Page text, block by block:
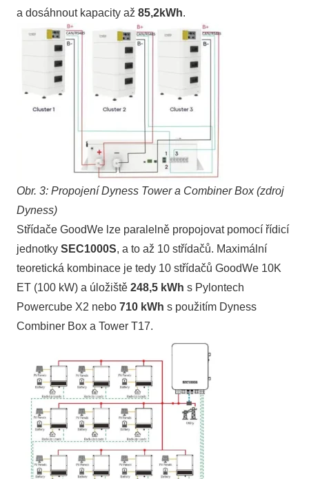
a dosáhnout kapacity až 85,2kWh.
Obr. 3: Propojení Dyness Tower a Combiner Box (zdroj
Dyness)
Střídače GoodWe lze paralelně propojovat pomocí řídicí
jednotky SEC1000S, a to až 10 střídačů. Maximální
teoretická kombinace je tedy 10 střídačů GoodWe 10K
ET (100 kW) a úložiště 248,5 kWh s Pylontech
Powercube X2 nebo 710 kWh s použitím Dyness
Combiner Box a Tower T17.